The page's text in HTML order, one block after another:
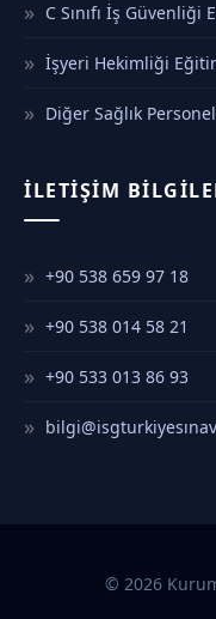
C Sınıfı İş Güvenliği
İşyeri Hekimliği
Diğer Sağlık
İLETIŞIM
+90 538 659 97 18
+90 538 014 58 21
+90 533 013 86 93
© 2026